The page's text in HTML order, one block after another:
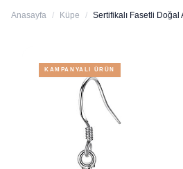
Anasayfa / Küpe / Sertifikalı Fasetli Doğal
KAMPANYALI ÜRÜN